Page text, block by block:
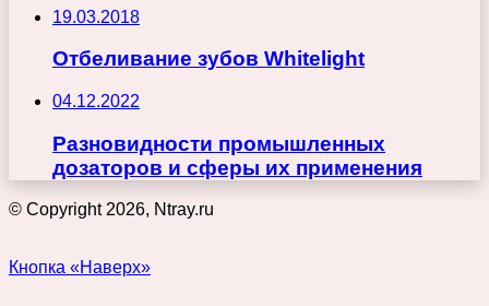
19.03.2018
Отбеливание зубов Whitelight
04.12.2022
Разновидности промышленных
дозаторов и сферы их применения
© Copyright 2026, Ntray.ru
Кнопка «Наверх»